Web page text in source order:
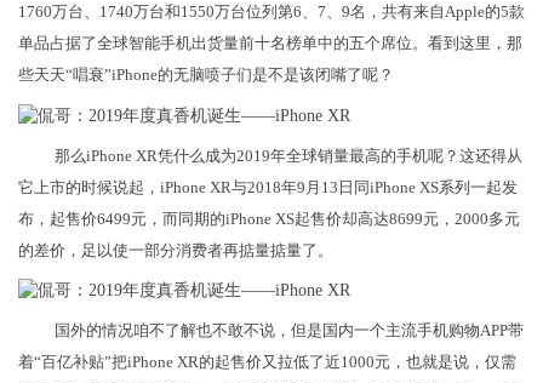
1760万台、1740万台和1550万台位列第6、7、9名，共有来自Apple的5款
单品占据了全球智能手机出货量前十名榜单中的五个席位。看到这里，那
些天天“唱衰”iPhone的无脑喷子们是不是该闭嘴了呢？
那么iPhone XR凭什么成为2019年全球销量最高的手机呢？这还得从
它上市的时候说起，iPhone XR与2018年9月13日同iPhone XS系列一起发
布，起售价6499元，而同期的iPhone XS起售价却高达8699元，2000多元
的差价，足以使一部分消费者再掂量掂量了。
国外的情况咱不了解也不敢不说，但是国内一个主流手机购物APP带
着“百亿补贴”把iPhone XR的起售价又拉低了近1000元，也就是说，仅需